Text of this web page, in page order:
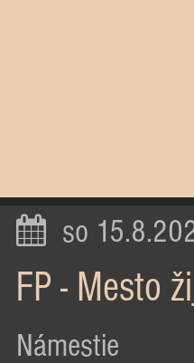
so
FP - Mesto
Námestie